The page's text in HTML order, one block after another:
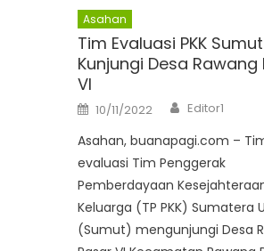
Asahan
Tim Evaluasi PKK Sumut
Kunjungi Desa Rawang
VI
Posted
on
10/11/2022 Author
Editor1
Asahan, buanapagi.com –
evaluasi Tim Penggerak
Pemberdayaan
Keluarga (TP PKK) Sumatera
(Sumut) mengunjungi Desa